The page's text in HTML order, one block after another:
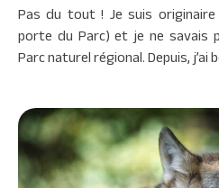
Pas du tout ! Je suis
porte du Parc) et je ne savais
Parc naturel régional. Depuis, j’ai